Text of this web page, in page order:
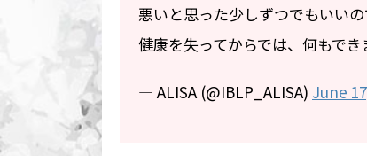
悪いと思った少しずつでもいい
健康を失ってからでは、何もでき
— ALISA (@IBLP_ALISA) June